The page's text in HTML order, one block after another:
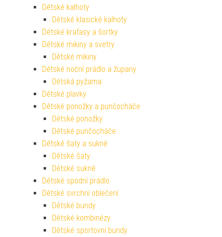
Dětské kalhoty
Dětské klasické kalhoty
Dětské kraťasy a šortky
Dětské mikiny a svetry
Dětské mikiny
Dětské noční prádlo a župany
Dětská pyžama
Dětské plavky
Dětské ponožky a punčocháče
Dětské ponožky
Dětské punčocháče
Dětské šaty a sukně
Dětské šaty
Dětské sukně
Dětské spodní prádlo
Dětské svrchní oblečení
Dětské bundy
Dětské kombinézy
Dětské sportovní bundy